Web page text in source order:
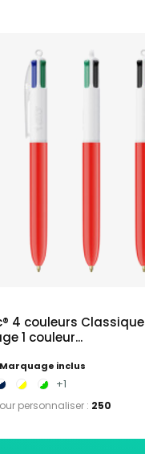
4 couleurs Classique
1 couleur...
Marquage inclus
+1
personnaliser : 250